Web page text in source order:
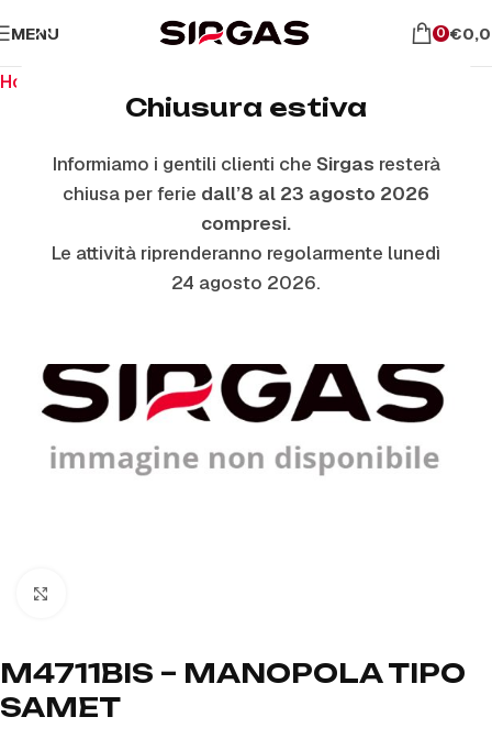
Chiusura estiva
Informiamo i gentili clienti che Sirgas resterà
chiusa per ferie dall’8 al 23 agosto 2026
compresi.
Le attività riprenderanno regolarmente lunedì
24 agosto 2026.
MENU 0 €
Home
M4711BIS – MANOPOLA TIPO
SAMET